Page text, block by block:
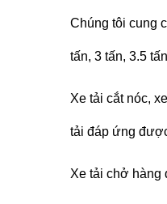
Chúng tôi cung
tấn, 3 tấn, 3.5
Xe tải cắt nóc,
tải đáp ứng
Xe tải chở hàng